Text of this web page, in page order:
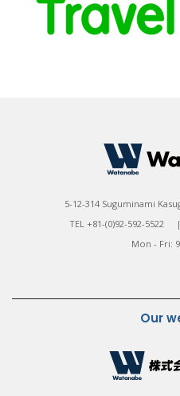
5-12-314 Suguminami
TEL +81-(0)92-592-5522
Mon - Fri:
Our